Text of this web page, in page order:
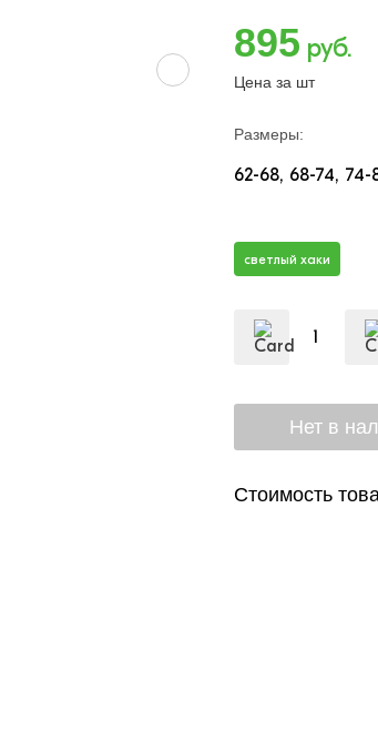
895 руб.
Цена за шт
Размеры:
62-68 68-74 74-
светлый хаки
Стоимость